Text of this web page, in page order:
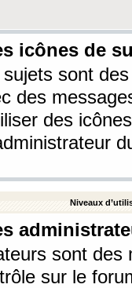
icônes de
sont
des
des
Niveaux
sont
sur le